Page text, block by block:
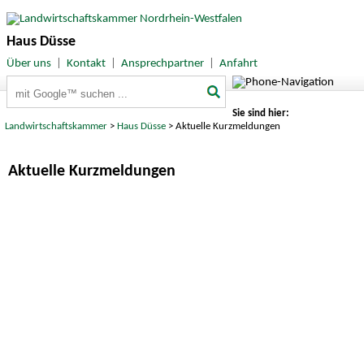
Haus Düsse
Über uns| Kontakt| Ansprechpartner| Anfahrt
Sie sind hier:
Landwirtschaftskammer > Haus Düsse > Aktuelle Kurzmeldungen
Aktuelle Kurzmeldungen